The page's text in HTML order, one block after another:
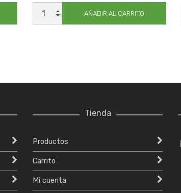
CALISUAR
AR
HELICOID
AÑADIR AL CARRITO
Tienda
Productos
Carrito
Mi cuenta